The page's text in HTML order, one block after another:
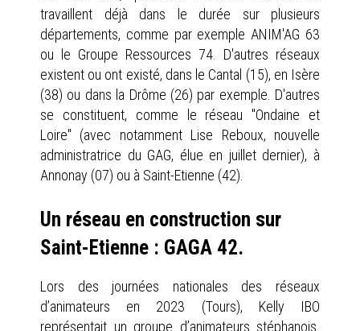
travaillent déjà dans le durée sur plusieurs
départements, comme par exemple ANIM'AG 63
ou le Groupe Ressources 74. D'autres réseaux
existent ou ont existé, dans le Cantal (15), en Isère
(38) ou dans la Drôme (26) par exemple. D'autres
se constituent, comme le réseau "Ondaine et
Loire" (avec notamment Lise Reboux, nouvelle
administratrice du GAG, élue en juillet dernier), à
Annonay (07) ou à Saint-Etienne (42).
Un réseau en construction sur
Saint-Etienne : GAGA 42.
Lors des journées nationales des réseaux
d’animateurs en 2023 (Tours), Kelly IBO
représentait un groupe d’animateurs stéphanois.